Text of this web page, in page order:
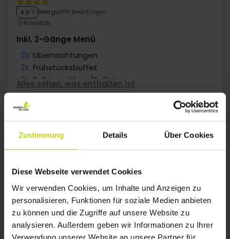
Zustimmung Details Über Cookies
Diese Webseite verwendet Cookies
Wir verwenden Cookies, um Inhalte und Anzeigen zu
personalisieren, Funktionen für soziale Medien anbieten
zu können und die Zugriffe auf unsere Website zu
analysieren. Außerdem geben wir Informationen zu Ihrer
Verwendung unserer Website an unsere Partner für
4.3/ 5 Sehr gut 175 Bewertungen
Roskilde
Inkl. 2-Gänge Menü
2x Übernachtungen
2x Frühstücksbuffet
2x 2-Gänge Menü/Buffet
2x Kaffee zum Mitnehmen
∞
Alles sehen, was enthalten ist
Aug
Gesamt 526,-
WENIG VERFÜGBARKEIT
199,-
Gesamt 398,-
Okt
FAQ